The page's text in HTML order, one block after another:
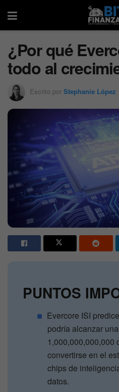
​¿Por qué
todo al
Escrito por Stephanie López
PUNTOS
​Evercore ISI
podría alcanzar
1,000,000,000,000
convertirse en el
chips de
datos.